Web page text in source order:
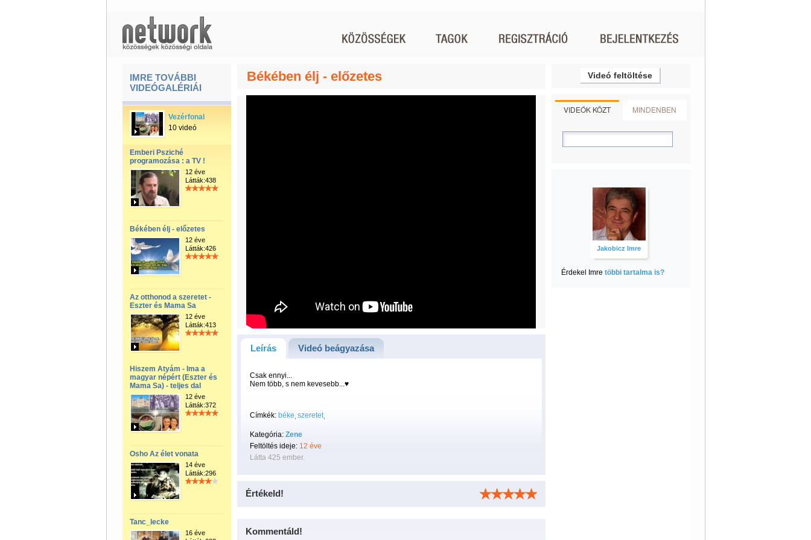
IMRE TOVÁBBI
VIDEÓGALÉRIÁI
Vezérfonal
10 videó
Emberi Psziché
programozása : a TV !
12 éve
Látták:438
Békében élj - előzetes
12 éve
Látták:426
Az otthonod a szeretet -
Eszter és Mama Sa
12 éve
Látták:413
Hiszem Atyám - Ima a
magyar népért (Eszter és
Mama Sa) - teljes dal
12 éve
Látták:372
Osho Az élet vonata
14 éve
Látták:296
Tanc_lecke
16 éve
Békében élj - előzetes
Leírás Videó beágyazása
Csak ennyi...
Nem több, s nem kevesebb...♥
Címkék: béke szeretet
Kategória: Zene
Feltöltés ideje: 12 éve
Látta 425 ember.
Értékeld!
Kommentáld!
Videó feltöltése
VIDEÓK KÖZT MINDENBEN
Jakobicz Imre
Érdekel Imre többi tartalma is?